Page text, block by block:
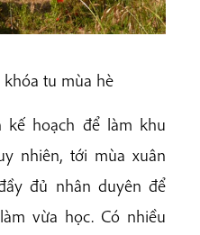
tu mùa hè
kế hoạch để làm khu
nhiên, tới mùa xuân
đủ nhân duyên để
vừa học. Có nhiều